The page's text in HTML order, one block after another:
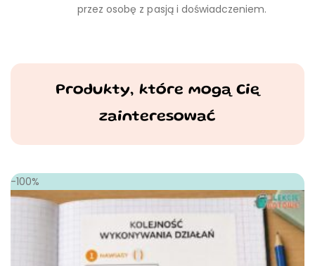
przez osobę z pasją i doświadczeniem.
Produkty, które mogą Cię
zainteresować
-100%